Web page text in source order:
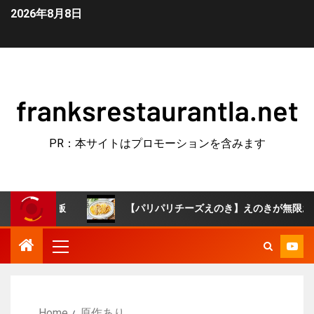
2026年8月8日
franksrestaurantla.net
PR：本サイトはプロモーションを含みます
【パリパリチーズえのき】えのきが無限おつまみに！えのきとチーズ